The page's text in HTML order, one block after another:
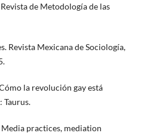
de Metodología de las
Revista Mexicana de Sociología,
la revolución gay está
Taurus.
Media practices, mediation